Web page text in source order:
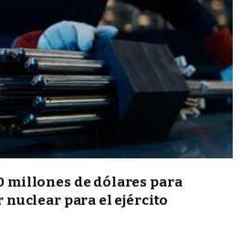
millones de dólares para
para el ejército